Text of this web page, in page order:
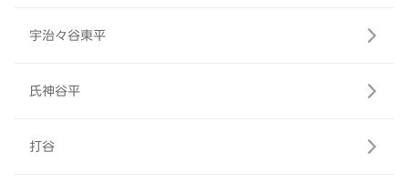
宇治々谷東平
氏神谷平
打谷